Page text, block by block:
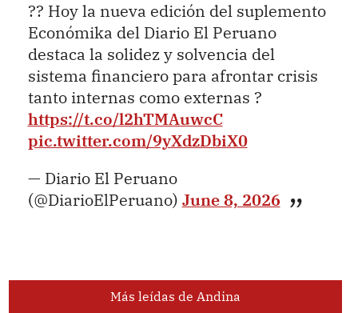
?? Hoy la nueva edición del suplemento
Económika del Diario El Peruano
destaca la solidez y solvencia del
sistema financiero para afrontar crisis
tanto internas como externas ?
https://t.co/l2hTMAuwcC
pic.twitter.com/9yXdzDbiX0
— Diario El Peruano
(@DiarioElPeruano) June 8, 2026
Más leídas de Andina